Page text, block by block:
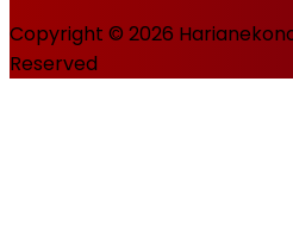
Copyright © 2026
Reserved